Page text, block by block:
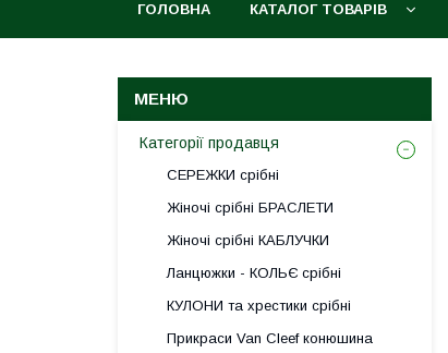
ГОЛОВНА КАТАЛОГ ТОВАРІВ
Категорії продавця
СЕРЕЖКИ срібні
Жіночі срібні БРАСЛЕТИ
Жіночі срібні КАБЛУЧКИ
Ланцюжки - КОЛЬЄ срібні
КУЛОНИ та хрестики срібні
Прикраси Van Cleef конюшина